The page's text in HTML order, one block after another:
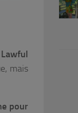
Lawful
mais
pour